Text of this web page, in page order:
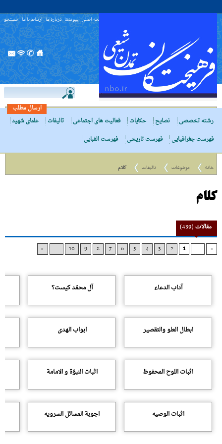
صفحه اصلی پیوندها درباره ما ارتباط با ما جستجو
ارسال مطلب
رشته تخصصی
نصایح حکایات فعالیت های اجتماعی تالیفات
علمای شهید
فهرست جغرافیایی
فهرست تاریخی فهرست الفبایی
خانه موضوعات تالیفات کلام
کلام
مقالات(439)
«
...
1
2
3
4
5
6
7
8
9
10
...
»
آداب الدعاء آل محمّد کیست؟
ابطال العلو والتقصیر ابواب الهدى
اثبات اللوح المحفوظ اثبات النبوّة و الامامة
اثبات الوصیه اجوبة المسائل السرویه